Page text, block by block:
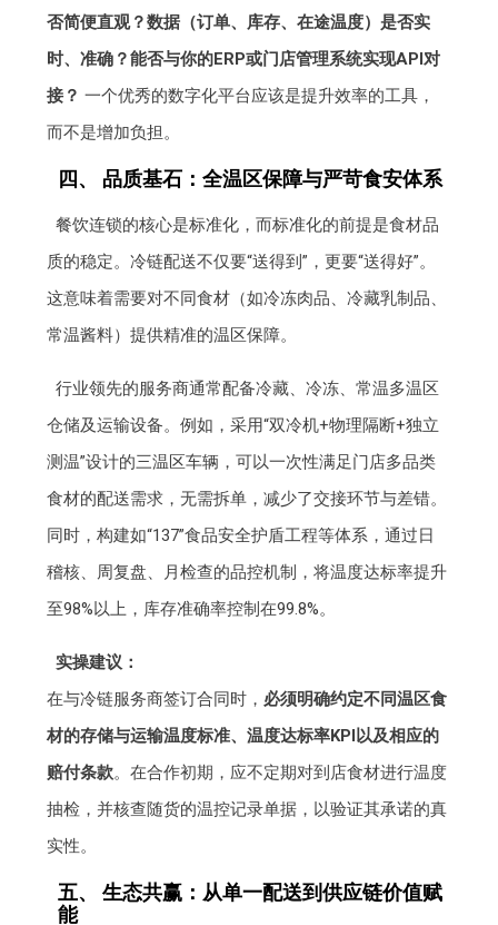
否简便直观？数据（订单、库存、在途温度）是否实
时、准确？能否与你的ERP或门店管理系统实现API对
接？ 一个优秀的数字化平台应该是提升效率的工具，
而不是增加负担。
四、 品质基石：全温区保障与严苛食安体系
餐饮连锁的核心是标准化，而标准化的前提是食材品
质的稳定。冷链配送不仅要“送得到”，更要“送得好”。
这意味着需要对不同食材（如冷冻肉品、冷藏乳制品、
常温酱料）提供精准的温区保障。
行业领先的服务商通常配备冷藏、冷冻、常温多温区
仓储及运输设备。例如，采用“双冷机+物理隔断+独立
测温”设计的三温区车辆，可以一次性满足门店多品类
食材的配送需求，无需拆单，减少了交接环节与差错。
同时，构建如“137”食品安全护盾工程等体系，通过日
稽核、周复盘、月检查的品控机制，将温度达标率提升
至98%以上，库存准确率控制在99.8%。
实操建议：
在与冷链服务商签订合同时， 必须明确约定不同温区食
材的存储与运输温度标准、温度达标率KPI以及相应的
赔付条款。在合作初期，应不定期对到店食材进行温度
抽检，并核查随货的温控记录单据，以验证其承诺的真
实性。
五、 生态共赢：从单一配送到供应链价值赋
能